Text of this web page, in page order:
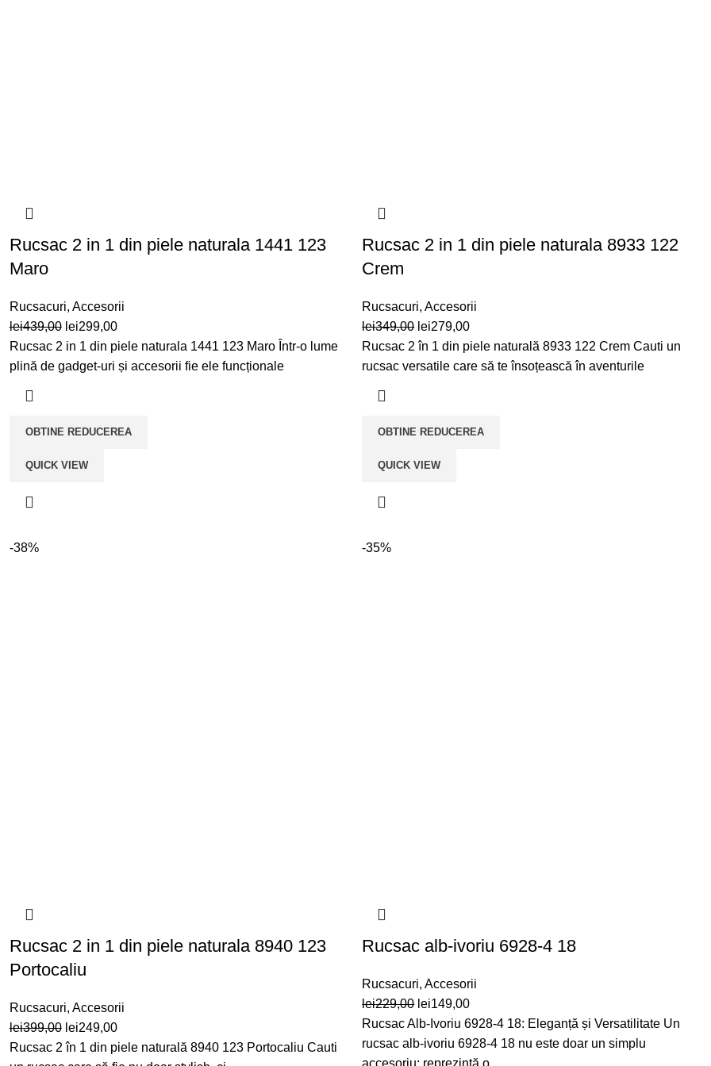
Rucsac 2 in 1 din piele naturala 1441 123
Maro
Rucsacuri, Accesorii
lei439,00 Prețul
inițial
a
lei299,00Prețul
curent
este:
Rucsac 2 in 1 din piele naturala 1441 123 Maro Într-o lume
plină de gadget-uri și accesorii fie ele funcționale
OBTINE REDUCEREA
QUICK VIEW
Rucsac 2 in 1 din piele naturala 8933 122
Crem
Rucsacuri,Accesorii
lei349,00 Prețul
inițial
a
lei279,00Prețul
curent
este:
Rucsac 2 în 1 din piele naturală 8933 122 Crem Cauti un
rucsac versatile care să te însoțească în aventurile
OBTINE REDUCEREA
QUICK VIEW
-38%
Rucsac 2 in 1 din piele naturala 8940 123
Portocaliu
Rucsacuri, Accesorii
lei399,00 Prețul
inițial
lei249,00Prețul
curent
Rucsac 2 în 1 din piele naturală 8940 123 Portocaliu Cauti
-35%
Rucsac alb-ivoriu 6928-4 18
Rucsacuri,Accesorii
lei229,00 Prețul
inițial
a
fost:
lei149,00Prețul
curent
este:
lei149,00.
Rucsac Alb-Ivoriu 6928-4 18: Eleganță și Versatilitate Un
rucsac alb-ivoriu 6928-4 18 nu este doar un simplu
accesoriu; reprezintă o